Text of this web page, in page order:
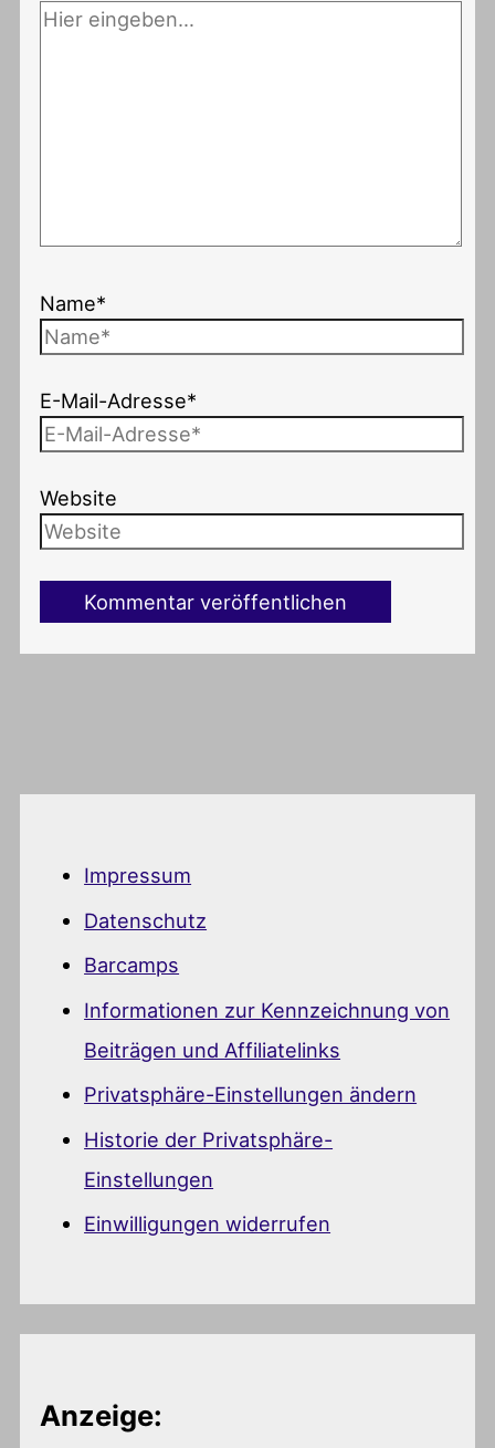
Name*
E-Mail-Adresse*
Website
Impressum
Datenschutz
Barcamps
Informationen zur Kennzeichnung von
Beiträgen und Affiliatelinks
Privatsphäre-Einstellungen ändern
Historie der Privatsphäre-
Einstellungen
Einwilligungen widerrufen
Anzeige: